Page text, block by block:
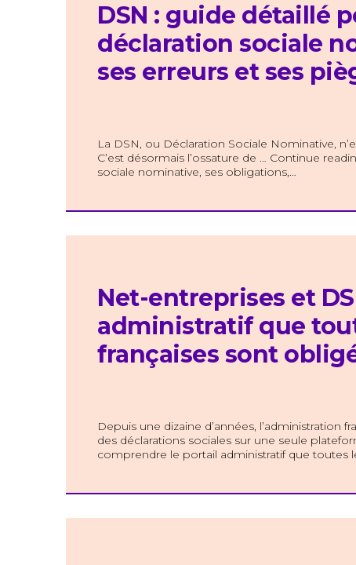
DSN : guide détaillé
déclaration sociale
ses erreurs et ses
La DSN, ou Déclaration Sociale Nominative,
C’est désormais l’ossature de … Continue
sociale nominative, ses obligations,…
Net-entreprises et
administratif que
françaises sont
Depuis une dizaine d’années, l’administration
des déclarations sociales sur une seule
comprendre le portail administratif que toutes